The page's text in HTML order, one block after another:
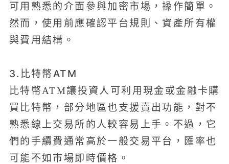
可用熟悉的介面參與加密市場，操作簡單。
然而，使用前應確認平台規則、資產所有權
與費用結構。
3.比特幣ATM
比特幣ATM讓投資人可利用現金或金融卡購
買比特幣，部分地區也支援賣出功能，對不
熟悉線上交易所的人較容易上手。不過，它
們的手續費通常高於一般交易平台，匯率也
可能不如市場即時價格。